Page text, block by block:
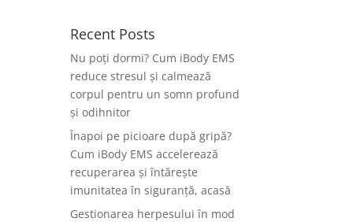
Recent Posts
Nu poți dormi? Cum iBody EMS
reduce stresul și calmează
corpul pentru un somn profund
și odihnitor
Înapoi pe picioare după gripă?
Cum iBody EMS accelerează
recuperarea și întărește
imunitatea în siguranță, acasă
Gestionarea herpesului în mod